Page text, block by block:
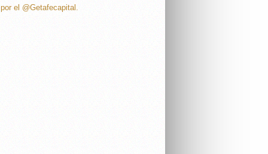
el @Getafecapital.